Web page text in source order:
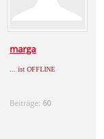
marga
... ist OFFLINE
Beiträge: 60